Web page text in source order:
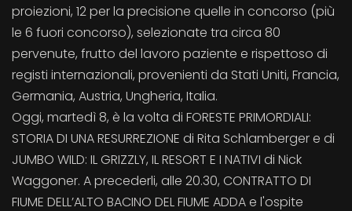
proiezioni, 12 per la precisione quelle in concorso (più
le 6 fuori concorso), selezionate tra circa 80
pervenute, frutto del lavoro paziente e rispettoso di
registi internazionali, provenienti da Stati Uniti, Francia,
Germania, Austria, Ungheria, Italia.
Oggi, martedì 8, è la volta di FORESTE PRIMORDIALI:
STORIA DI UNA RESURREZIONE di Rita Schlamberger e di
JUMBO WILD: IL GRIZZLY, IL RESORT E I NATIVI di Nick
Waggoner. A precederli, alle 20.30, CONTRATTO DI
FIUME DELL’ALTO BACINO DEL FIUME ADDA e l'ospite